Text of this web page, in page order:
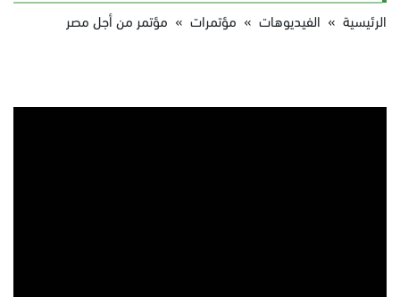
الرئيسية » الفيديوهات » مؤتمرات » مؤتمر من أجل مصر